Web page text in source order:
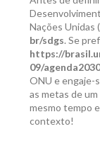
Nações Unidas
br/sdgs. Se
https://
09/
ONU e engaje-
as metas de
mesmo tempo
contexto!